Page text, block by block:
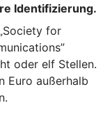
Identifizierung.
for
oder elf Stellen.
Euro außerhalb